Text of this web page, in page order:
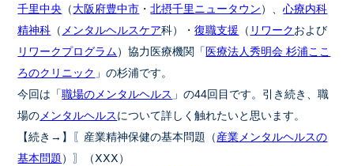
千里中央 （大阪府豊中市 ・北摂千里ニュータウン）、心療内科
精神科 （ メンタルヘルスケア科）・復職支援 （ リワークおよび
リワークプログラム）協力医療機関「 医療法人秀明会 杉浦ここ
ろのクリニック 」の杉浦です。
今回は「職場のメンタルヘルス 」の44回目です。引き続き、職
場のメンタルヘルスについて詳しく触れたいと思います。
【続き→】〖産業精神保健の基本問題（産業メンタルヘルスの
基本問題）〗（ⅩⅩⅩ）